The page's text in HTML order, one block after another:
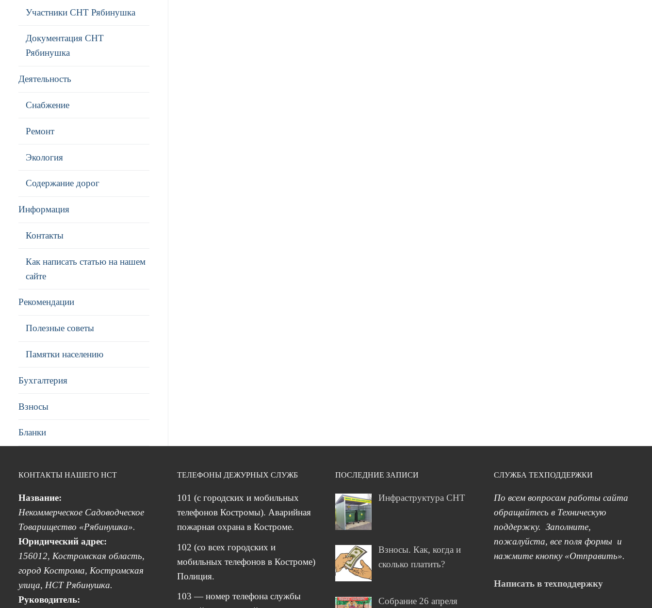
Участники СНТ Рябинушка
Документация СНТ
Рябинушка
Деятельность
Снабжение
Ремонт
Экология
Содержание дорог
Информация
Контакты
Как написать статью на нашем
сайте
Рекомендации
Полезные советы
Памятки населению
Бухгалтерия
Взносы
Бланки
КОНТАКТЫ НАШЕГО НСТ
Название:
Некоммерческое Садоводческое
Товарищество «Рябинушка».
Юридический адрес:
156012, Костромская область,
город Кострома, Костромская
улица, НСТ Рябинушка.
Руководитель:
ТЕЛЕФОНЫ ДЕЖУРНЫХ СЛУЖБ
101 (с городских и мобильных
телефонов Костромы). Аварийная
пожарная охрана в Костроме.
102 (со всех городских и
мобильных телефонов в Костроме)
Полиция.
103 — номер телефона службы
ПОСЛЕДНИЕ ЗАПИСИ
Инфраструктура СНТ
Взносы. Как, когда и
сколько платить?
Собрание 26 апреля
СЛУЖБА ТЕХПОДДЕРЖКИ
По всем вопросам работы сайта
обращайтесь в Техническую
поддержку. Заполните,
пожалуйста, все поля формы и
нажмите кнопку «Отправить».
Написать в техподдержку